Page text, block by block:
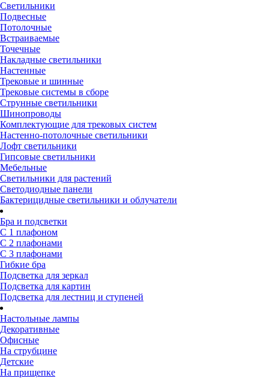
Светильники
Подвесные
Потолочные
Встраиваемые
Точечные
Накладные светильники
Настенные
Трековые и шинные
Трековые системы в сборе
Струнные светильники
Шинопроводы
Комплектующие для трековых систем
Настенно-потолочные светильники
Лофт светильники
Гипсовые светильники
Мебельные
Светильники для растений
Светодиодные панели
Бактерицидные светильники и облучатели
Бра и подсветки
С 1 плафоном
С 2 плафонами
С 3 плафонами
Гибкие бра
Подсветка для зеркал
Подсветка для картин
Подсветка для лестниц и ступеней
Настольные лампы
Декоративные
Офисные
На струбцине
Детские
На прищепке